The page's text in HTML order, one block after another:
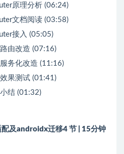
原理分析 (06:24)
文档阅读 (03:58)
接入 (05:05)
由改造 (07:16)
务化改造 (11:16)
果测试 (01:41)
结 (01:32)
及androidx迁移4 节 | 15分钟